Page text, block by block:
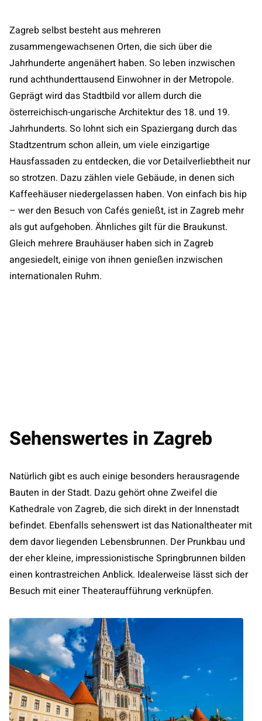
Zagreb selbst besteht aus mehreren
zusammengewachsenen Orten, die sich über die
Jahrhunderte angenähert haben. So leben inzwischen
rund achthunderttausend Einwohner in der Metropole.
Geprägt wird das Stadtbild vor allem durch die
österreichisch-ungarische Architektur des 18. und 19.
Jahrhunderts. So lohnt sich ein Spaziergang durch das
Stadtzentrum schon allein, um viele einzigartige
Hausfassaden zu entdecken, die vor Detailverliebtheit nur
so strotzen. Dazu zählen viele Gebäude, in denen sich
Kaffeehäuser niedergelassen haben. Von einfach bis hip
– wer den Besuch von Cafés genießt, ist in Zagreb mehr
als gut aufgehoben. Ähnliches gilt für die Braukunst.
Gleich mehrere Brauhäuser haben sich in Zagreb
angesiedelt, einige von ihnen genießen inzwischen
internationalen Ruhm.
Sehenswertes in Zagreb
Natürlich gibt es auch einige besonders herausragende
Bauten in der Stadt. Dazu gehört ohne Zweifel die
Kathedrale von Zagreb, die sich direkt in der Innenstadt
befindet. Ebenfalls sehenswert ist das Nationaltheater mit
dem davor liegenden Lebensbrunnen. Der Prunkbau und
der eher kleine, impressionistische Springbrunnen bilden
einen kontrastreichen Anblick. Idealerweise lässt sich der
Besuch mit einer Theateraufführung verknüpfen.